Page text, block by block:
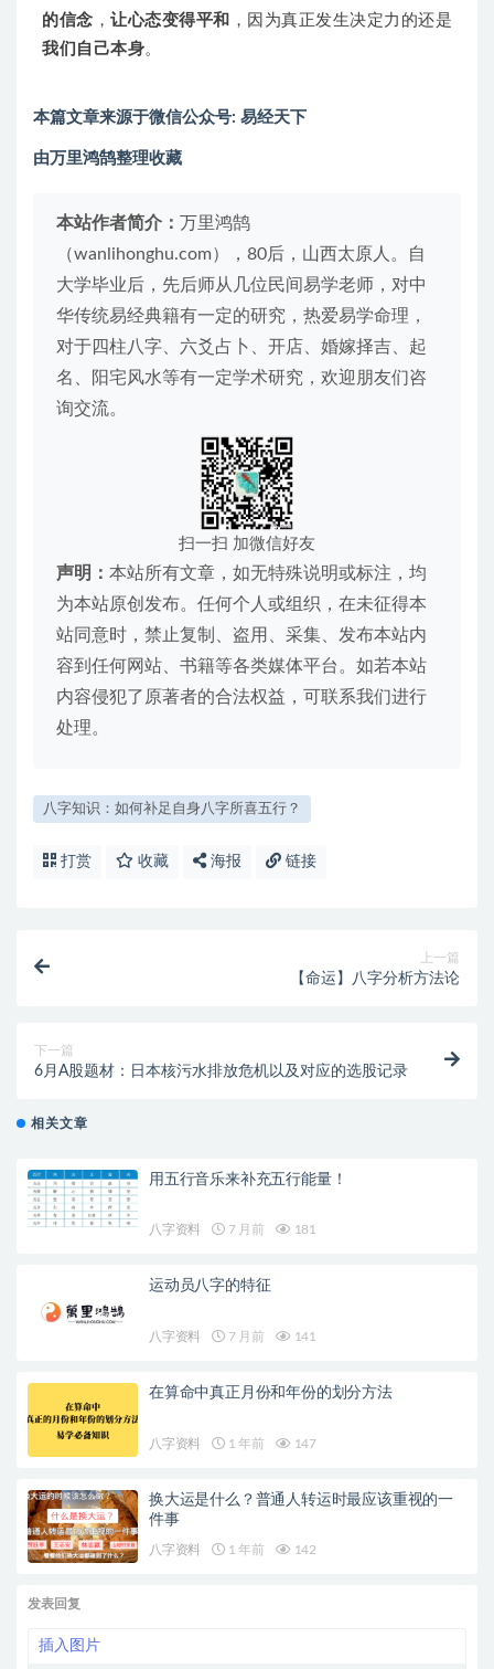
的信念 ， 让心态变得平和 ，因为真正发生决定力的还是
我们自己本身。
本篇文章来源于微信公众号: 易经天下
由万里鸿鹄整理收藏
本站作者简介： 万里鸿鹄
（wanlihonghu.com），80后，山西太原人。自
大学毕业后，先后师从几位民间易学老师，对中
华传统易经典籍有一定的研究，热爱易学命理，
对于四柱八字、六爻占卜、开店、婚嫁择吉、起
名、阳宅风水等有一定学术研究，欢迎朋友们咨
询交流。
扫一扫 加微信好友
声明： 本站所有文章，如无特殊说明或标注，均
为本站原创发布。任何个人或组织，在未征得本
站同意时，禁止复制、盗用、采集、发布本站内
容到任何网站、书籍等各类媒体平台。如若本站
内容侵犯了原著者的合法权益，可联系我们进行
处理。
八字知识：如何补足自身八字所喜五行？
打赏 收藏 海报 链接
上一篇
【命运】八字分析方法论
下一篇
6月A股题材：日本核污水排放危机以及对应的选股记录
相关文章
用五行音乐来补充五行能量！
八字资料 7 月前 181
运动员八字的特征
八字资料 7 月前 141
在算命中真正月份和年份的划分方法
八字资料 1 年前 147
换大运是什么？普通人转运时最应该重视的一
件事
八字资料 1 年前 142
发表回复
插入图片